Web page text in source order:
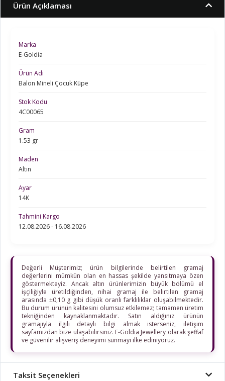
Ürün Açıklaması
Marka
E-Goldia
Ürün Adı
Balon Mineli Çocuk Küpe
Stok Kodu
4C00065
Gram
1.53 gr
Maden
Altın
Ayar
14K
Tahmini Kargo
12.08.2026 - 16.08.2026
Değerli Müşterimiz; ürün bilgilerinde belirtilen gramaj
değerlerini mümkün olan en hassas şekilde yansıtmaya özen
göstermekteyiz. Ancak altın ürünlerimizin büyük bölümü el
işçiliğiyle üretildiğinden, nihai gramaj ile belirtilen gramaj
arasında ±0,10 g gibi düşük oranlı farklılıklar oluşabilmektedir.
Bu durum ürünün kalitesini olumsuz etkilemez; tamamen üretim
tekniğinden kaynaklanmaktadır. Satın aldığınız ürünün
gramajıyla ilgili detaylı bilgi almak isterseniz, iletişim
sayfamızdan bize ulaşabilirsiniz. E-Goldia Jewellery olarak şeffaf
ve güvenilir alışveriş deneyimi sunmayı ilke ediniyoruz.
Taksit Seçenekleri